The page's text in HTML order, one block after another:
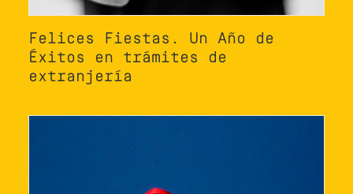
Felices Fiestas. Un Año de
Éxitos en trámites de
extranjería